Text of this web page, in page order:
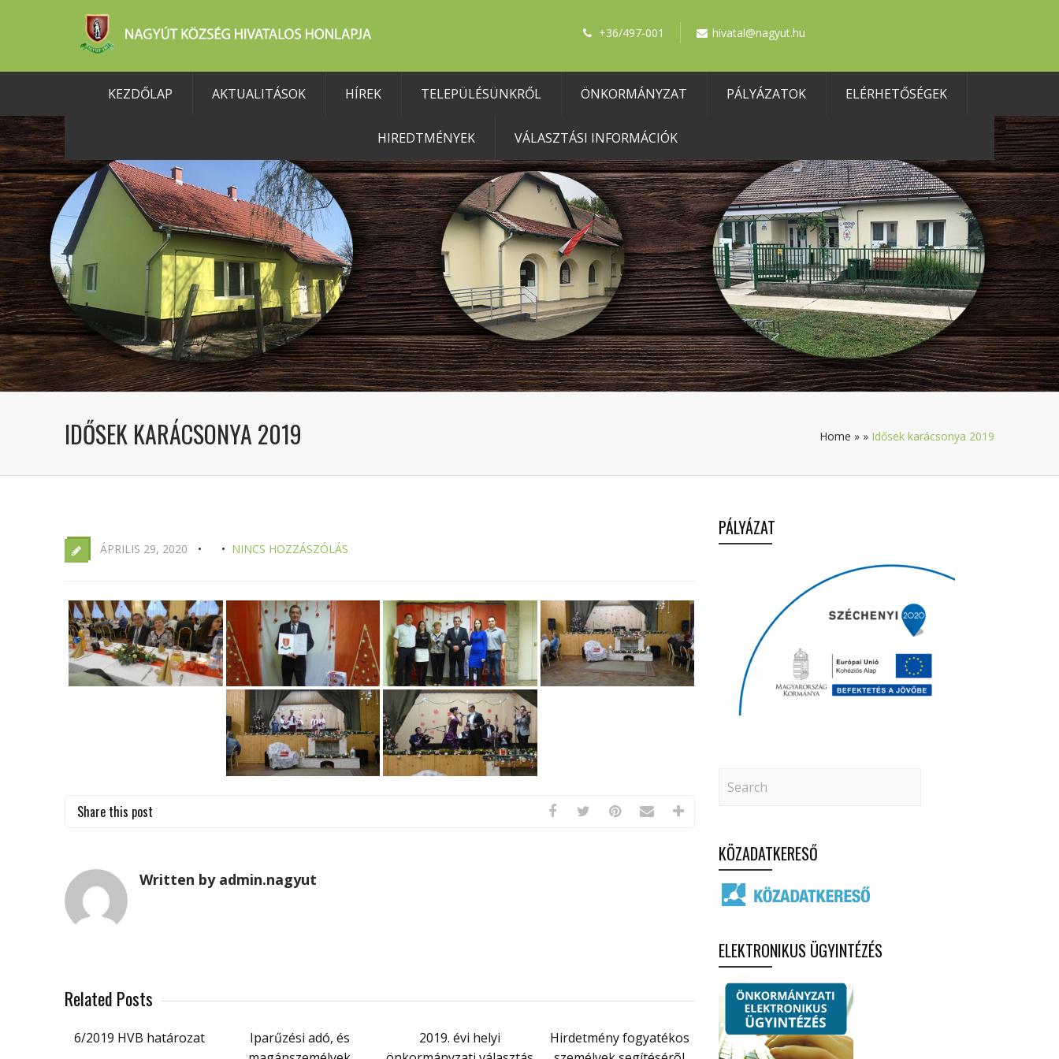
+36/497-001 hivatal@nagyut.hu
KEZDŐLAP AKTUALITÁSOK HÍREK TELEPÜLÉSÜNKRŐL ÖNKORMÁNYZAT PÁLYÁZATOK ELÉRHETŐSÉGEK
HIREDTMÉNYEK VÁLASZTÁSI INFORMÁCIÓK
IDŐSEK KARÁCSONYA 2019 Home » » Idősek karácsonya 2019
ÁPRILIS 29, 2020 NINCS HOZZÁSZÓLÁS
Share this post
Written by admin.nagyut
Related Posts
6/2019 HVB határozat
Iparűzési adó, és
2019. évi helyi
Hirdetmény fogyatékos
PÁLYÁZAT
KÖZADATKERESŐ
ELEKTRONIKUS ÜGYINTÉZÉS